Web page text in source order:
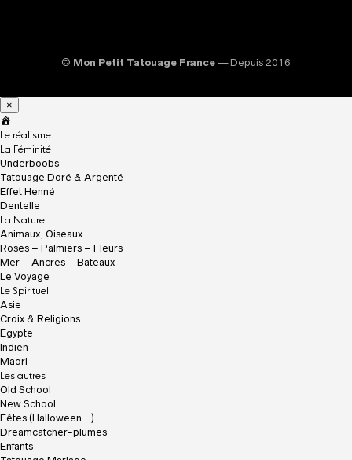
© Mon Petit Tatouage France — Depuis 2016
×
c
c
u
e
i
l
Le réalisme
La Féminité
Underboobs
Tatouage Doré & Argenté
Effet Henné
Dentelle
La Nature
Animaux, Oiseaux
Roses – Palmiers – Fleurs
Mer – Ancres – Bateaux
Le Voyage
Le Spirituel
Asie
Croix & Religions
Egypte
Indien
Maori
Les autres
Old School
New School
Fêtes (Halloween…)
Dreamcatcher-plumes
Enfants